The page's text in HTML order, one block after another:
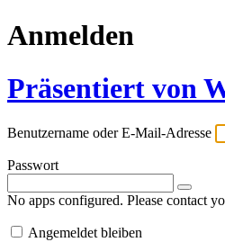
Anmelden
Präsentiert von
Benutzername oder E-Mail-Adresse
Passwort
No apps configured. Please contact
Angemeldet bleiben